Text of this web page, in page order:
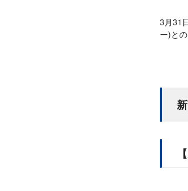
3月31
ー)と